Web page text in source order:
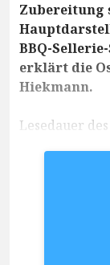
Zubereitung
BBQ-
erklärt die
Hiekmann.
Lesedauer